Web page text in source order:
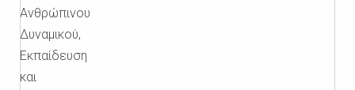
Ανθρώπινου
Δυναμικού,
Εκπαίδευση
και